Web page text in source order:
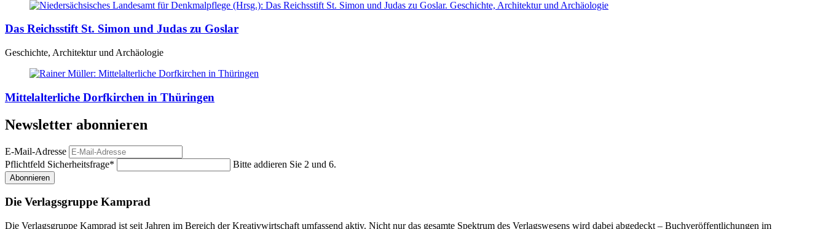
Das Reichsstift St. Simon und Judas zu Goslar
Geschichte, Architektur und Archäologie
Mittelalterliche Dorfkirchen in Thüringen
Newsletter abonnieren
E-Mail-Adresse
Pflichtfeld Sicherheitsfrage* Bitte addieren Sie 2 und 6.
Abonnieren
Die Verlagsgruppe Kamprad
Die Verlagsgruppe Kamprad ist seit Jahren im Bereich der Kreativwirtschaft umfassend aktiv. Nicht nur das gesamte Spektrum des Verlagswesens wird dabei abgedeckt – Buchveröffentlichungen im